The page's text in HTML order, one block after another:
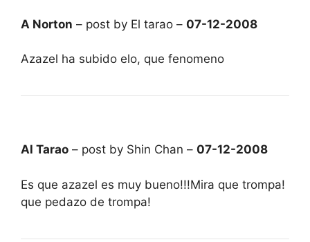
A Norton – post by El tarao – 07-12-2008
Azazel ha subido elo, que fenomeno
Al Tarao – post by Shin Chan – 07-12-2008
Es que azazel es muy bueno!!!Mira que trompa!
que pedazo de trompa!